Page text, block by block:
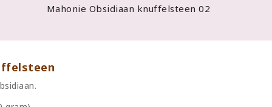
Mahonie Obsidiaan knuffelsteen 02